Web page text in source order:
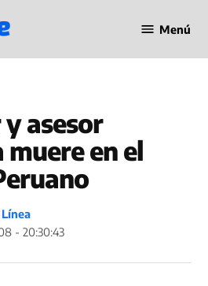
en Línea
Menú
asesor
en el
- 20:30:43